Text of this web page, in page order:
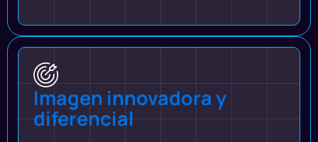
Imagen innovadora y
diferencial